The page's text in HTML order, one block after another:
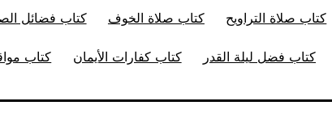
كتاب صلاة التراويح كتاب صلاة الخوف كتاب فضائل
كتاب فضل ليلة القدر كتاب كفارات الأيمان كتاب